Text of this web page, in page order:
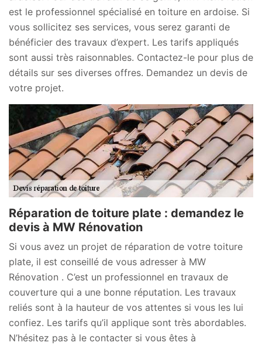
est le professionnel spécialisé en toiture en ardoise. Si
vous sollicitez ses services, vous serez garanti de
bénéficier des travaux d’expert. Les tarifs appliqués
sont aussi très raisonnables. Contactez-le pour plus de
détails sur ses diverses offres. Demandez un devis de
votre projet.
Réparation de toiture plate : demandez le
devis à MW Rénovation
Si vous avez un projet de réparation de votre toiture
plate, il est conseillé de vous adresser à MW
Rénovation . C’est un professionnel en travaux de
couverture qui a une bonne réputation. Les travaux
reliés sont à la hauteur de vos attentes si vous les lui
confiez. Les tarifs qu’il applique sont très abordables.
N’hésitez pas à le contacter si vous êtes à